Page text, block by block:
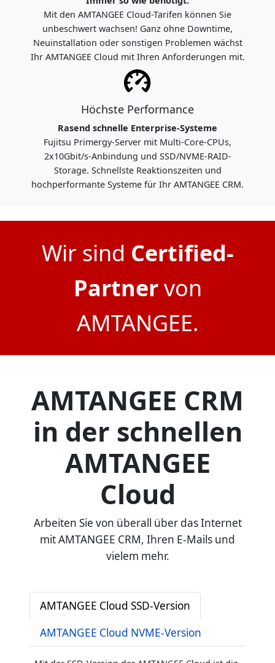
Mit den AMTANGEE Cloud-Tarifen können Sie
unbeschwert wachsen! Ganz ohne Downtime,
Neuinstallation oder sonstigen Problemen wächst
Ihr AMTANGEE Cloud mit Ihren Anforderungen mit.
Höchste Performance
Rasend schnelle Enterprise-Systeme
Fujitsu Primergy-Server mit Multi-Core-CPUs,
2x10Gbit/s-Anbindung und SSD/NVME-RAID-
Storage. Schnellste Reaktionszeiten und
hochperformante Systeme für Ihr AMTANGEE CRM.
Wir sind Certified-
Partnervon
AMTANGEE.
AMTANGEE CRM
in der schnellen
AMTANGEE
Cloud
Arbeiten Sie von überall über das Internet
mit AMTANGEE CRM, Ihren E-Mails und
vielem mehr.
AMTANGEE Cloud SSD-Version
AMTANGEE Cloud NVME-Version